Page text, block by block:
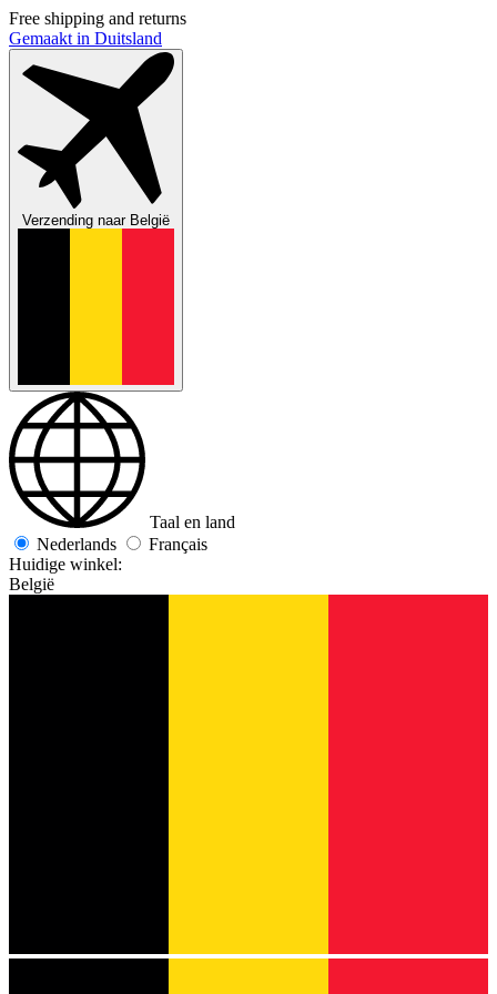
Free shipping and returns
Gemaakt in Duitsland
Verzending naarBelgië
Taal en land
Nederlands
Français
Huidige winkel:
België